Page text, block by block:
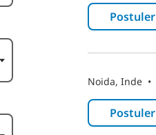
Postuler
Noida, Inde •
Postuler